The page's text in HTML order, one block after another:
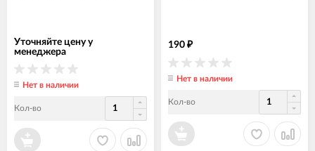
Уточняйте цену у
менеджера
Нет в наличии
Кол-во
190 ₽
Нет в наличии
Кол-во